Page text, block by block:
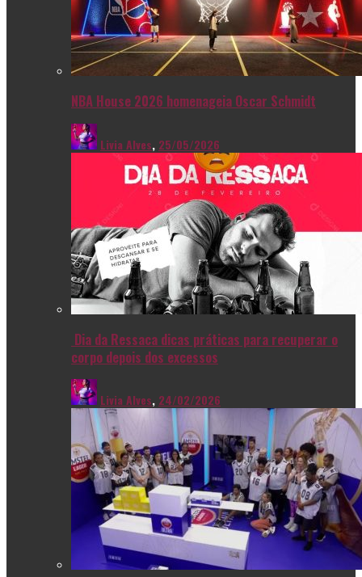
NBA House 2026 homenageia Oscar Schmidt
Livia Alves, 25/05/2026
Dia da Ressaca dicas práticas para recuperar o
corpo depois dos excessos
Livia Alves, 24/02/2026